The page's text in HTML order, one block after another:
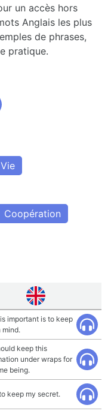
un accès hors
Anglais les plus
de phrases,
pratique.
Coopération
important is to keep
mind.
keep this
under wraps for
being.
keep my secret.